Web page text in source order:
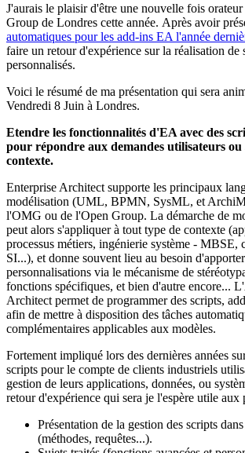
J'aurais le plaisir d'être une nouvelle fois
Group de Londres cette année. Après avoir
automatiques pour les add-ins EA l'année
faire un retour d'expérience sur la réalisation de
personnalisés.
Voici le résumé de ma présentation qui sera
Vendredi 8 Juin à Londres.
Etendre les fonctionnalités d'EA avec des
pour répondre aux demandes utilisateurs ou
contexte.
Enterprise Architect supporte les principaux
modélisation (UML, BPMN, SysML, et
l'OMG ou de l'Open Group. La démarche de
peut alors s'appliquer à tout type de contexte
processus métiers, ingénierie système - MBSE,
SI...), et donne souvent lieu au besoin
personnalisations via le mécanisme de
fonctions spécifiques, et bien d'autre encore...
Architect permet de programmer des scripts,
afin de mettre à disposition des tâches
complémentaires applicables aux modèles.
Fortement impliqué lors des dernières années
scripts pour le compte de clients industriels
gestion de leurs applications, données, ou
retour d'expérience qui sera je l'espère utile aux
Présentation de la gestion des scripts
(méthodes, requêtes...).